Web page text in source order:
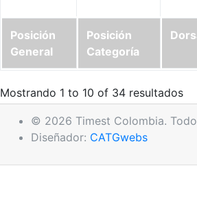
Posición
General
Posición
Categoría
Mostrando 1 to 10 of 34 resultados
© 2026 Timest Colombia.
Diseñador: CATGwebs